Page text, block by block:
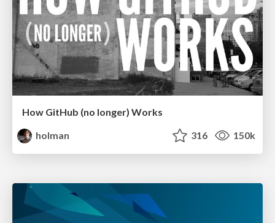
How GitHub (no longer) Works
holman
316 150k